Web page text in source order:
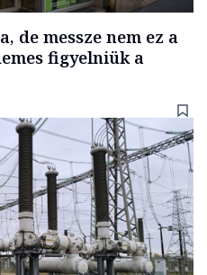
de messze nem ez a
figyelniük a